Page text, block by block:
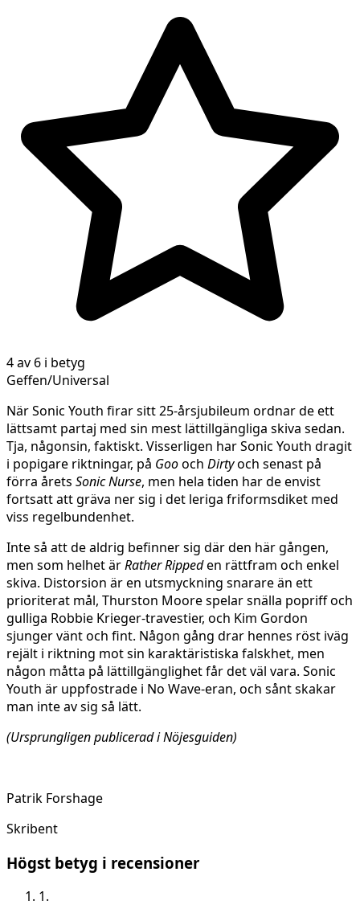
4 av 6 i betyg
Geffen/Universal
När Sonic Youth firar sitt 25-årsjubileum ordnar de ett
lättsamt partaj med sin mest lättillgängliga skiva sedan.
Tja, någonsin, faktiskt. Visserligen har Sonic Youth dragit
i popigare riktningar, på Goooch Dirtyoch senast på
förra årets Sonic Nurse, men hela tiden har de envist
fortsatt att gräva ner sig i det leriga friformsdiket med
viss regelbundenhet.
Inte så att de aldrig befinner sig där den här gången,
men som helhet ärRather Rippeden rättfram och enkel
skiva. Distorsion är en utsmyckning snarare än ett
prioriterat mål, Thurston Moore spelar snälla popriff och
gulliga Robbie Krieger-travestier, och Kim Gordon
sjunger vänt och fint. Någon gång drar hennes röst iväg
rejält i riktning mot sin karaktäristiska falskhet, men
någon måtta på lättillgänglighet får det väl vara. Sonic
Youth är uppfostrade i No Wave-eran, och sånt skakar
man inte av sig så lätt.
(Ursprungligen publicerad i Nöjesguiden)
Patrik Forshage
Skribent
Högst betyg i recensioner
1.